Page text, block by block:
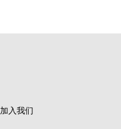
加入我们